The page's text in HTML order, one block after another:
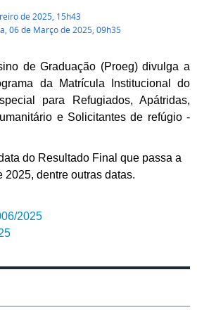
de 2025, 15h43
06 de Março de 2025, 09h35
de Graduação (Proeg) divulga a
da Matrícula Institucional do
para Refugiados, Apátridas,
e Solicitantes de refúgio -
do Resultado Final que passa a
2025, dentre outras datas.
2025